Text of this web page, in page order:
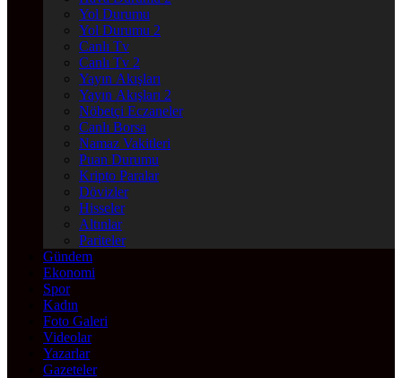
Yol Durumu
Yol Durumu 2
Canlı Tv
Canlı Tv 2
Yayın Akışları
Yayın Akışları 2
Nöbetçi Eczaneler
Canlı Borsa
Namaz Vakitleri
Puan Durumu
Kripto Paralar
Dövizler
Hisseler
Altınlar
Pariteler
Gündem
Ekonomi
Spor
Kadın
Foto Galeri
Videolar
Yazarlar
Gazeteler